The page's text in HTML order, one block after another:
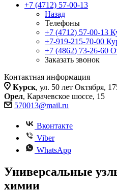
+7 (4712) 57-00-13
Назад
Телефоны
+7 (4712) 57-00-13
+7-919-215-70-00
+7 (4862) 73-26-60
Заказать звонок
Контактная информация
Курск, ул. 50 лет Октября,
Орел, Карачевское шоссе, 15
570013@mail.ru
Вконтакте
Viber
WhatsApp
Универсальные
химии